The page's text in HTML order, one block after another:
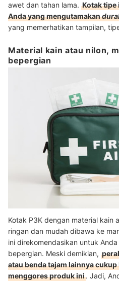
awet dan tahan lama. Kotak
Anda yang mengutamakan
yang memerhatikan tampilan,
Material kain atau nilon,
bepergian
Kotak P3K dengan material kain
ringan dan mudah dibawa ke
ini direkomendasikan untuk
bepergian. Meski demikian,
atau benda tajam lainnya
menggores produk ini. Jadi,